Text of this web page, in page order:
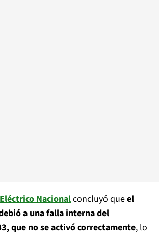
Nacionalconcluyó queel
a una falla interna del
que no se activó correctamente, lo